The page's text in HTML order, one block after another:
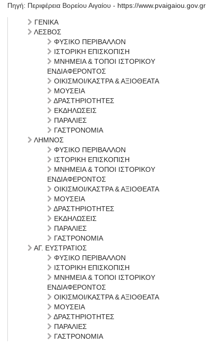
Πηγή: Περιφέρεια Βορείου Αιγαίου - https://www.pvaigaiou.gov.gr
ΓΕΝΙΚΑ
ΛΕΣΒΟΣ
ΦΥΣΙΚΟ ΠΕΡΙΒΑΛΛΟΝ
ΙΣΤΟΡΙΚΗ ΕΠΙΣΚΟΠΙΣΗ
ΜΝΗΜΕΙΑ & ΤΟΠΟΙ ΙΣΤΟΡΙΚΟΥ
ΕΝΔΙΑΦΕΡΟΝΤΟΣ
ΟΙΚΙΣΜΟΙ/ΚΑΣΤΡΑ & ΑΞΙΟΘΕΑΤΑ
ΜΟΥΣΕΙΑ
ΔΡΑΣΤΗΡΙΟΤΗΤΕΣ
ΕΚΔΗΛΩΣΕΙΣ
ΠΑΡΑΛΙΕΣ
ΓΑΣΤΡΟΝΟΜΙΑ
ΛΗΜΝΟΣ
ΦΥΣΙΚΟ ΠΕΡΙΒΑΛΛΟΝ
ΙΣΤΟΡΙΚΗ ΕΠΙΣΚΟΠΙΣΗ
ΜΝΗΜΕΙΑ & ΤΟΠΟΙ ΙΣΤΟΡΙΚΟΥ
ΕΝΔΙΑΦΕΡΟΝΤΟΣ
ΟΙΚΙΣΜΟΙ/ΚΑΣΤΡΑ & ΑΞΙΟΘΕΑΤΑ
ΜΟΥΣΕΙΑ
ΔΡΑΣΤΗΡΙΟΤΗΤΕΣ
ΕΚΔΗΛΩΣΕΙΣ
ΠΑΡΑΛΙΕΣ
ΓΑΣΤΡΟΝΟΜΙΑ
ΑΓ. ΕΥΣΤΡΑΤΙΟΣ
ΦΥΣΙΚΟ ΠΕΡΙΒΑΛΛΟΝ
ΙΣΤΟΡΙΚΗ ΕΠΙΣΚΟΠΙΣΗ
ΜΝΗΜΕΙΑ & ΤΟΠΟΙ ΙΣΤΟΡΙΚΟΥ
ΕΝΔΙΑΦΕΡΟΝΤΟΣ
ΟΙΚΙΣΜΟΙ/ΚΑΣΤΡΑ & ΑΞΙΟΘΕΑΤΑ
ΜΟΥΣΕΙΑ
ΔΡΑΣΤΗΡΙΟΤΗΤΕΣ
ΠΑΡΑΛΙΕΣ
ΓΑΣΤΡΟΝΟΜΙΑ